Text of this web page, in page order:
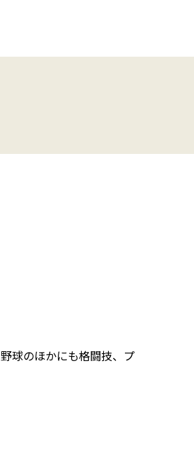
球のほかにも格闘技、プ